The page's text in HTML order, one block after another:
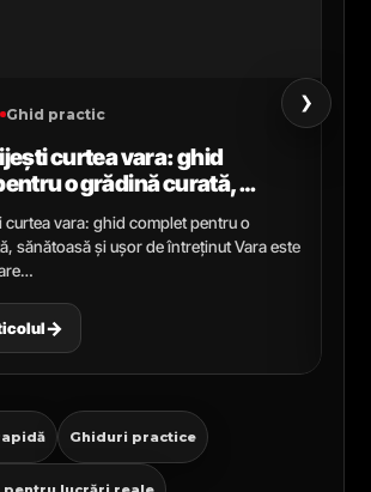
Ghid practic
curtea vara: ghid
o grădină curată,
și ușor de întreținut
curtea vara: ghid complet pentru o
sănătoasă și ușor de întreținut Vara este
→
›
Ghiduri practice